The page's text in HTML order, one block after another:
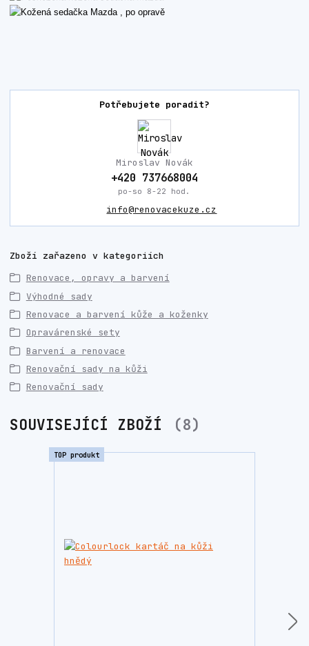
Potřebujete poradit?
Miroslav Novák
+420 737668004
po-so 8-22 hod.
info@renovacekuze.cz
Zboží zařazeno v kategoriích
Renovace, opravy a barvení
Výhodné sady
Renovace a barvení kůže a koženky
Opravárenské sety
Barvení a renovace
Renovační sady na kůži
Renovační sady
SOUVISEJÍCÍ ZBOŽÍ 8
TOP produkt